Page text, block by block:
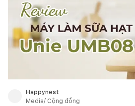
Happynest
Media/ Cộng đồng